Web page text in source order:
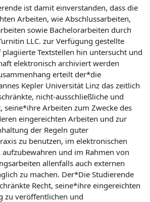
ist damit einverstanden, dass die
Arbeiten, wie Abschlussarbeiten,
sowie Bachelorarbeiten durch
LLC. zur Verfügung gestellte
Textstellen hin untersucht und
elektronisch archiviert werden
erteilt der*die
Kepler Universität Linz das zeitlich
nicht-ausschließliche und
seine*ihre Arbeiten zum Zwecke des
eingereichten Arbeiten und zur
der Regeln guter
zu benutzen, im elektronischen
und im Rahmen von
allenfalls auch externen
zu machen. Der*Die Studierende
Recht, seine*ihre eingereichten
zu veröffentlichen und